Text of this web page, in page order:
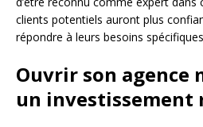
clients potentiels auront plus
répondre à leurs besoins
Ouvrir son agence
un investissement